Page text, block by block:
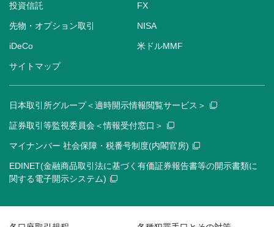
投資信託 FX
先物・オプション取引 NISA
iDeCo 米ドルMMF
サイトマップ
日本取引所グループ＜適時開示情報閲覧サービス＞
証券取引等監視委員会＜情報受付窓口＞
マイナンバー 社会保障・税番号制度(内閣官房)
EDINET(金融商品取引法に基づく有価証券報告書等の開示書類に
関する電子開示システム)